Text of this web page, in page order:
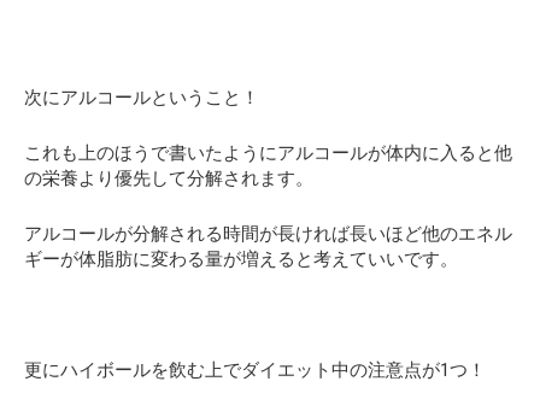
次にアルコールということ！
これも上のほうで書いたようにアルコールが体内に入ると他
の栄養より優先して分解されます。
アルコールが分解される時間が長ければ長いほど他のエネル
ギーが体脂肪に変わる量が増えると考えていいです。
更にハイボールを飲む上でダイエット中の注意点が1つ！